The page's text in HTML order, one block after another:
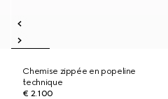
Chemise zippée en popeline
technique
€ 2.100